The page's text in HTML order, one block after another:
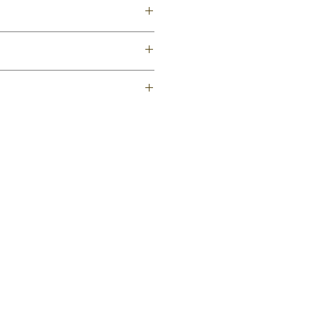
kort i ren papir kvalitet.
design på alle 6 sider av
eller med ramme rundt
med individuelle trykk også på